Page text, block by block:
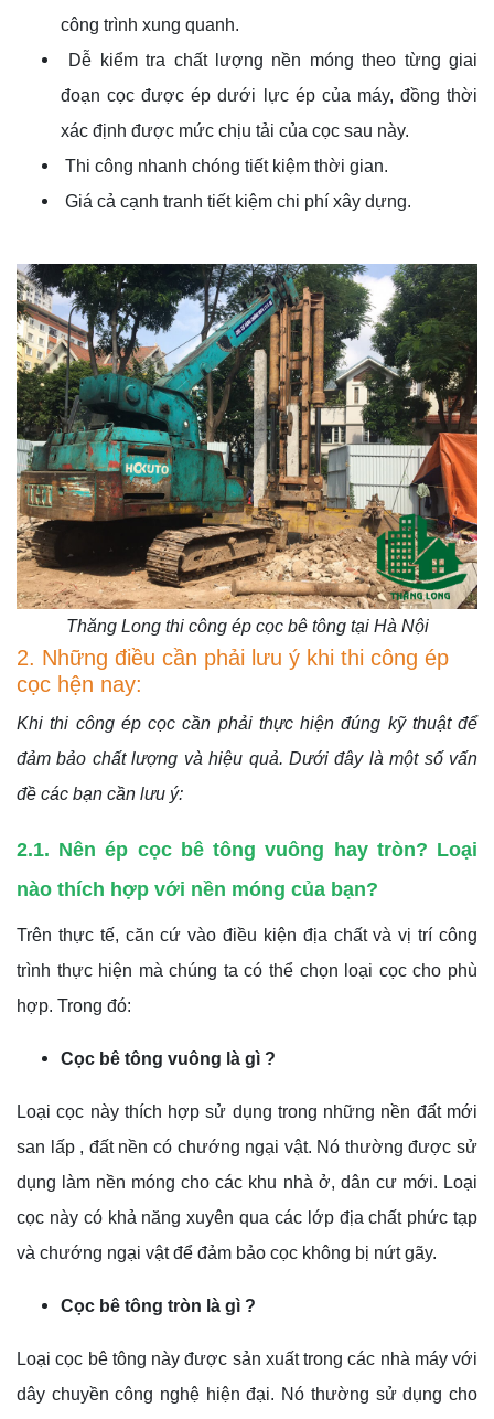
công trình xung quanh.
Dễ kiểm tra chất lượng nền móng theo từng giai
đoạn cọc được ép dưới lực ép của máy, đồng thời
xác định được mức chịu tải của cọc sau này.
Thi công nhanh chóng tiết kiệm thời gian.
Giá cả cạnh tranh tiết kiệm chi phí xây dựng.
Thăng Long thi công ép cọc bê tông tại Hà Nội
2. Những điều cần phải lưu ý khi thi công ép
cọc hện nay:
Khi thi công ép cọc cần phải thực hiện đúng kỹ thuật để
đảm bảo chất lượng và hiệu quả. Dưới đây là một số vấn
đề các bạn cần lưu ý:
2.1. Nên ép cọc bê tông vuông hay tròn? Loại
nào thích hợp với nền móng của bạn?
Trên thực tế, căn cứ vào điều kiện địa chất và vị trí công
trình thực hiện mà chúng ta có thể chọn loại cọc cho phù
hợp. Trong đó:
Cọc bê tông vuông là gì ?
Loại cọc này thích hợp sử dụng trong những nền đất mới
san lấp , đất nền có chướng ngại vật. Nó thường được sử
dụng làm nền móng cho các khu nhà ở, dân cư mới. Loại
cọc này có khả năng xuyên qua các lớp địa chất phức tạp
và chướng ngại vật để đảm bảo cọc không bị nứt gãy.
Cọc bê tông tròn là gì ?
Loại cọc bê tông này được sản xuất trong các nhà máy với
dây chuyền công nghệ hiện đại. Nó thường sử dụng cho